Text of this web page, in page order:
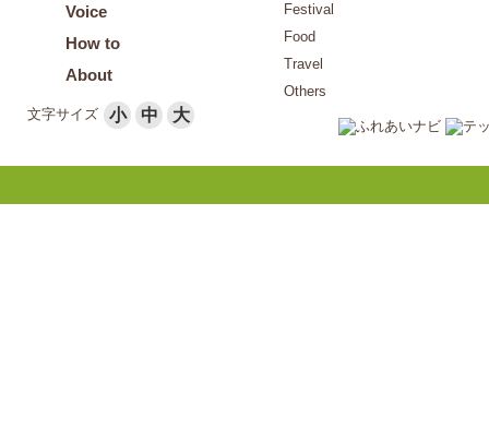
Voice
How to
About
Festival
Food
Travel
Others
文字サイズ
小 中 大